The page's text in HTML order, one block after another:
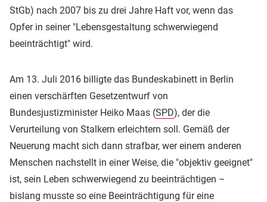
StGb) nach 2007 bis zu drei Jahre Haft vor, wenn das
Opfer in seiner "Lebensgestaltung schwerwiegend
beeinträchtigt" wird.
Am 13. Juli 2016 billigte das Bundeskabinett in Berlin
einen verschärften Gesetzentwurf von
Bundesjustizminister Heiko Maas (SPD), der die
Verurteilung von Stalkern erleichtern soll. Gemäß der
Neuerung macht sich dann strafbar, wer einem anderen
Menschen nachstellt in einer Weise, die "objektiv geeignet"
ist, sein Leben schwerwiegend zu beeinträchtigen –
bislang musste so eine Beeinträchtigung für eine